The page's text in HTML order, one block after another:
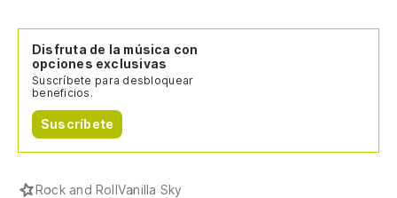
Disfruta de la música con
opciones exclusivas
Suscríbete para desbloquear
beneficios.
Suscríbete
Rock and RollVanilla Sky